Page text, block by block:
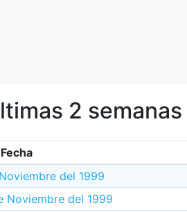
2 semanas
Fecha
del 1999
Noviembre del 1999